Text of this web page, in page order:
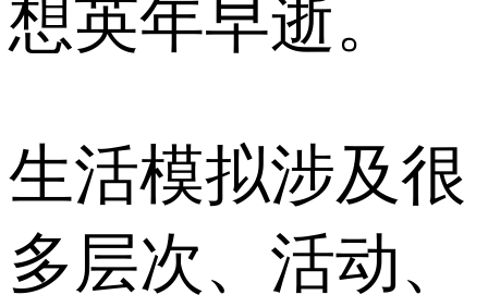
想英年早逝。
生活模拟涉及很
多层次、活动、